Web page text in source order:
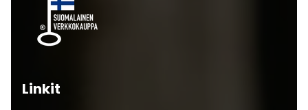
Linkit